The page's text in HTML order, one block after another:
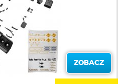
ZOBACZ